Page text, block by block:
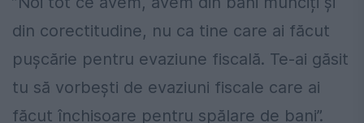
din corectitudine, nu ca tine care ai făcut
pușcărie pentru evaziune fiscală. Te-ai găsit
tu să vorbești de evaziuni fiscale care ai
făcut închisoare pentru spălare de bani”.